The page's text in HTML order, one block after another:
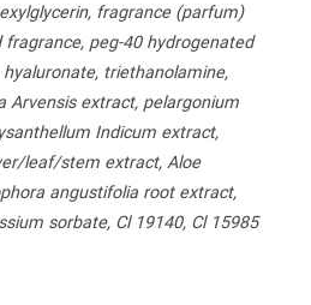
fragrance (parfum)
peg-40 hydrogenated
triethanolamine,
Arvensis extract, pelargonium
Indicum extract,
leaf/stem extract, Aloe
angustifolia root extract,
sorbate, Cl 19140, Cl 15985